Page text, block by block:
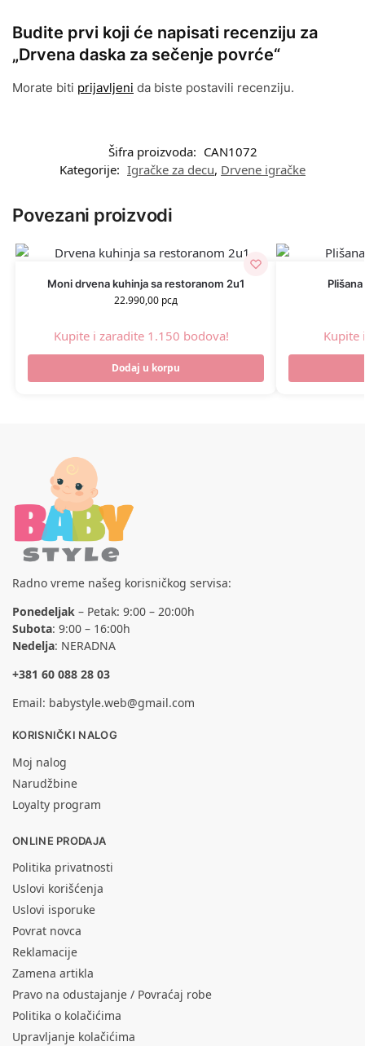
Budite prvi koji će napisati recenziju za
„Drvena daska za sečenje povrće“
Morate biti prijavljeni da biste postavili recenziju.
Šifra proizvoda: CAN1072
Kategorije: Igračke za decu, Drvene igračke
Povezani proizvodi
Moni drvena kuhinja sa restoranom 2u1
22.990,00 рсд
Kupite i zaradite 1.150 bodova!
Dodaj u korpu
Kupite
Radno vreme našeg korisničkog servisa:
Ponedeljak – Petak: 9:00 – 20:00h
Subota: 9:00 – 16:00h
Nedelja: NERADNA
+381 60 088 28 03
Email: babystyle.web@gmail.com
KORISNIČKI NALOG
Moj nalog
Narudžbine
Loyalty program
ONLINE PRODAJA
Politika privatnosti
Uslovi korišćenja
Uslovi isporuke
Povrat novca
Reklamacije
Zamena artikla
Pravo na odustajanje / Povraćaj robe
Politika o kolačićima
Upravljanje kolačićima